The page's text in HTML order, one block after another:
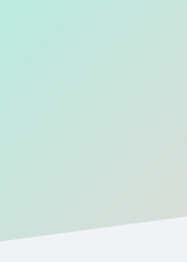
Gizlilik Politikası